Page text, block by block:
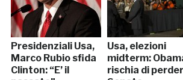
Presidenziali Usa,
Marco Rubio sfida
Clinton: “E’ il
Usa, elezioni
midterm:
rischia di